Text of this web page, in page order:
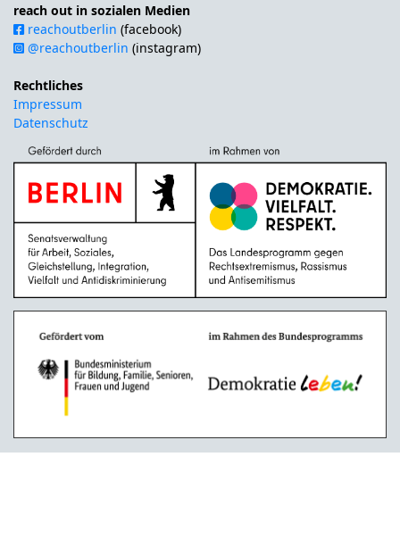
reach out in sozialen Medien
reachoutberlin (facebook)
@reachoutberlin (instagram)
Rechtliches
Impressum
Datenschutz